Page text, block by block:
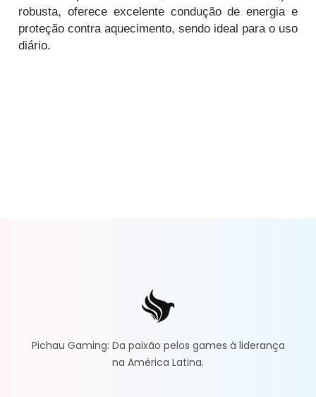
robusta, oferece excelente condução de energia e
proteção contra aquecimento, sendo ideal para o uso
diário.
Pichau Gaming: Da paixão pelos games à liderança
na América Latina.